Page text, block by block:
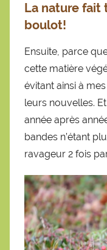
La nature fait
boulot!
Ensuite, parce
cette matière
évitant ainsi à
leurs nouvelles.
année après
bandes n’étant
ravageur 2 fois